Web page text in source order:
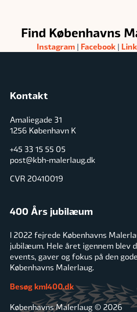
Find Københavns
Instagram| Facebook|
Kontakt
Amaliegade 31
1256 København K
+45 33 15 55 05
post@kbh-malerlaug.dk
CVR 20410019
400 Års jubilæum
I 2022 fejrede Københavns
jubilæum. Hele året igennem blev
events, gaver og fokus på den
Københavns Malerlaug.
Besøg kml400.dk
Københavns Malerlaug © 2026